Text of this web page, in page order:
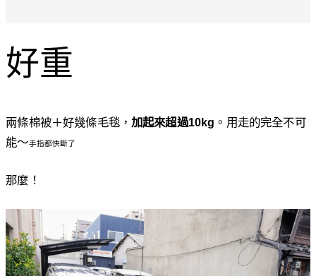
好重
兩條棉被＋好幾條毛毯， 加起來超過10kg 。用走的完全不可
能〜手指都快斷了
那麼！